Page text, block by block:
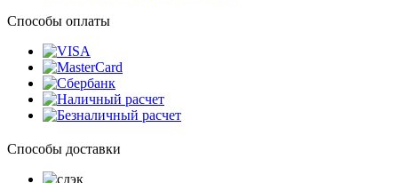
Способы оплаты
Способы доставки